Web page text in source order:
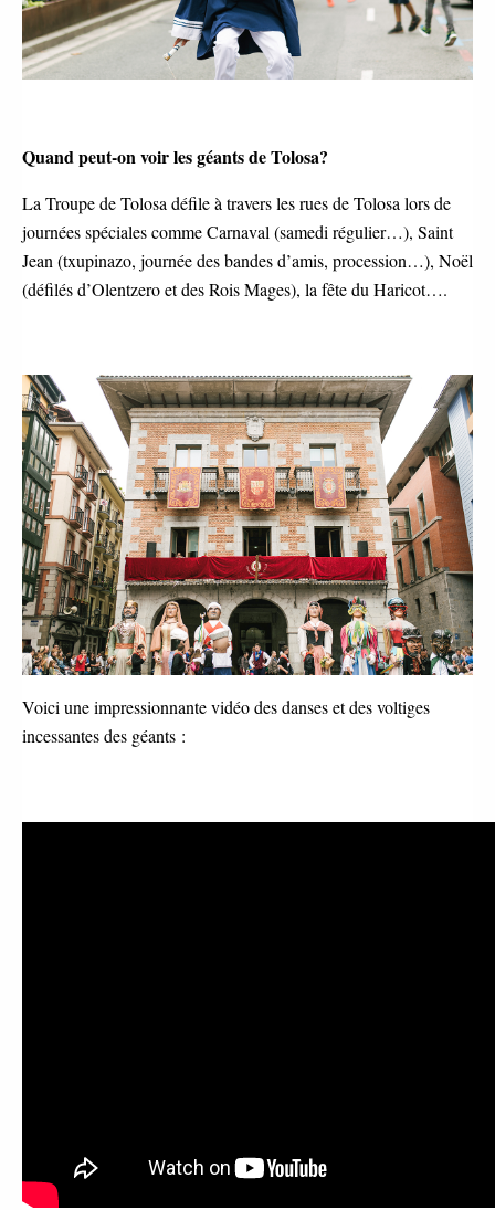
Quand peut-on voir les géants de Tolosa?
La Troupe de Tolosa défile à travers les rues de Tolosa lors de
journées spéciales comme Carnaval (samedi régulier…), Saint
Jean (txupinazo, journée des bandes d’amis, procession…), Noël
(défilés d’Olentzero et des Rois Mages), la fête du Haricot….
Voici une impressionnante vidéo des danses et des voltiges
incessantes des géants :
Buruhandiak
Festak